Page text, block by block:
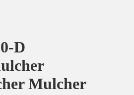
D
Mulcher